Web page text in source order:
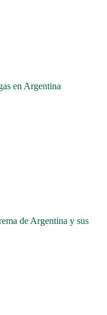
en Argentina
de Argentina y sus